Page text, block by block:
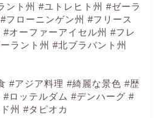
ント州 #ユトレヒト州 #ゼーラ
フローニンゲン州 #フリース
オーファーアイセル州 #フレ
ラント州 #北ブラバント州
#アジア料理 #綺麗な景色 #歴
#ロッテルダム #デンハーグ #
州 #タピオカ